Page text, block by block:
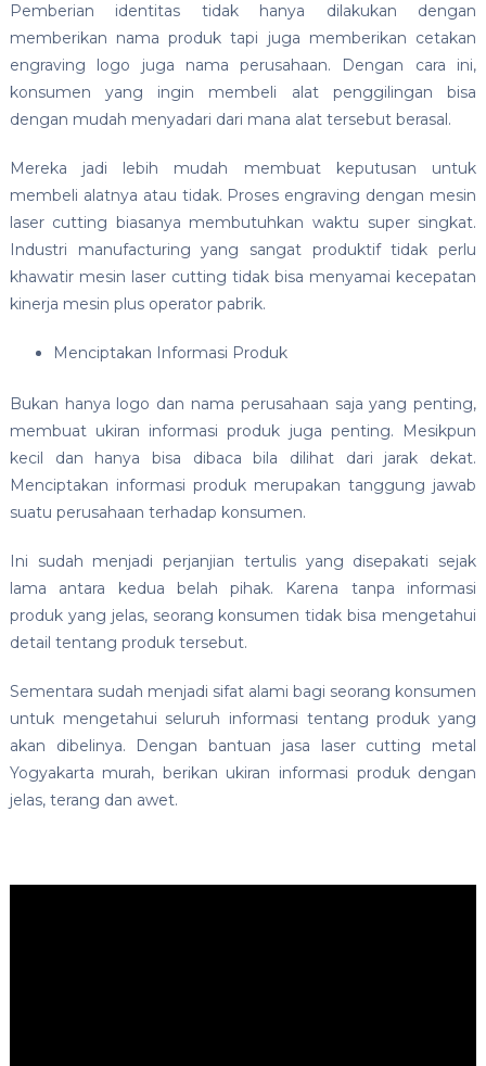
Pemberian identitas tidak hanya dilakukan dengan
memberikan nama produk tapi juga memberikan cetakan
engraving logo juga nama perusahaan. Dengan cara ini,
konsumen yang ingin membeli alat penggilingan bisa
dengan mudah menyadari dari mana alat tersebut berasal.
Mereka jadi lebih mudah membuat keputusan untuk
membeli alatnya atau tidak. Proses engraving dengan mesin
laser cutting biasanya membutuhkan waktu super singkat.
Industri manufacturing yang sangat produktif tidak perlu
khawatir mesin laser cutting tidak bisa menyamai kecepatan
kinerja mesin plus operator pabrik.
Menciptakan Informasi Produk
Bukan hanya logo dan nama perusahaan saja yang penting,
membuat ukiran informasi produk juga penting. Mesikpun
kecil dan hanya bisa dibaca bila dilihat dari jarak dekat.
Menciptakan informasi produk merupakan tanggung jawab
suatu perusahaan terhadap konsumen.
Ini sudah menjadi perjanjian tertulis yang disepakati sejak
lama antara kedua belah pihak. Karena tanpa informasi
produk yang jelas, seorang konsumen tidak bisa mengetahui
detail tentang produk tersebut.
Sementara sudah menjadi sifat alami bagi seorang konsumen
untuk mengetahui seluruh informasi tentang produk yang
akan dibelinya. Dengan bantuan jasa laser cutting metal
Yogyakarta murah, berikan ukiran informasi produk dengan
jelas, terang dan awet.